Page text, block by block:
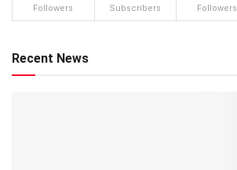
Followers Subscribers Followers
Recent News